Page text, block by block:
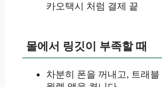
카오택시 처럼 결제 끝
몰에서 링깃이 부족할 때
차분히 폰을 꺼내고, 트래블